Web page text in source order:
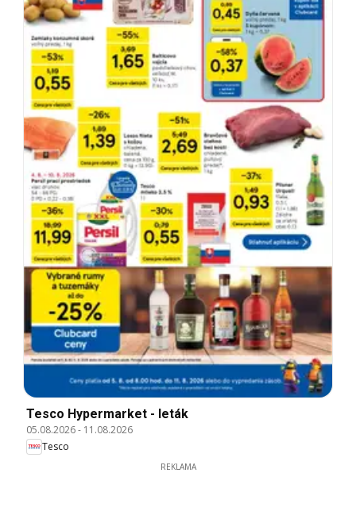
Tesco Hypermarket - leták
05.08.2026- 11.08.2026
Tesco
REKLAMA